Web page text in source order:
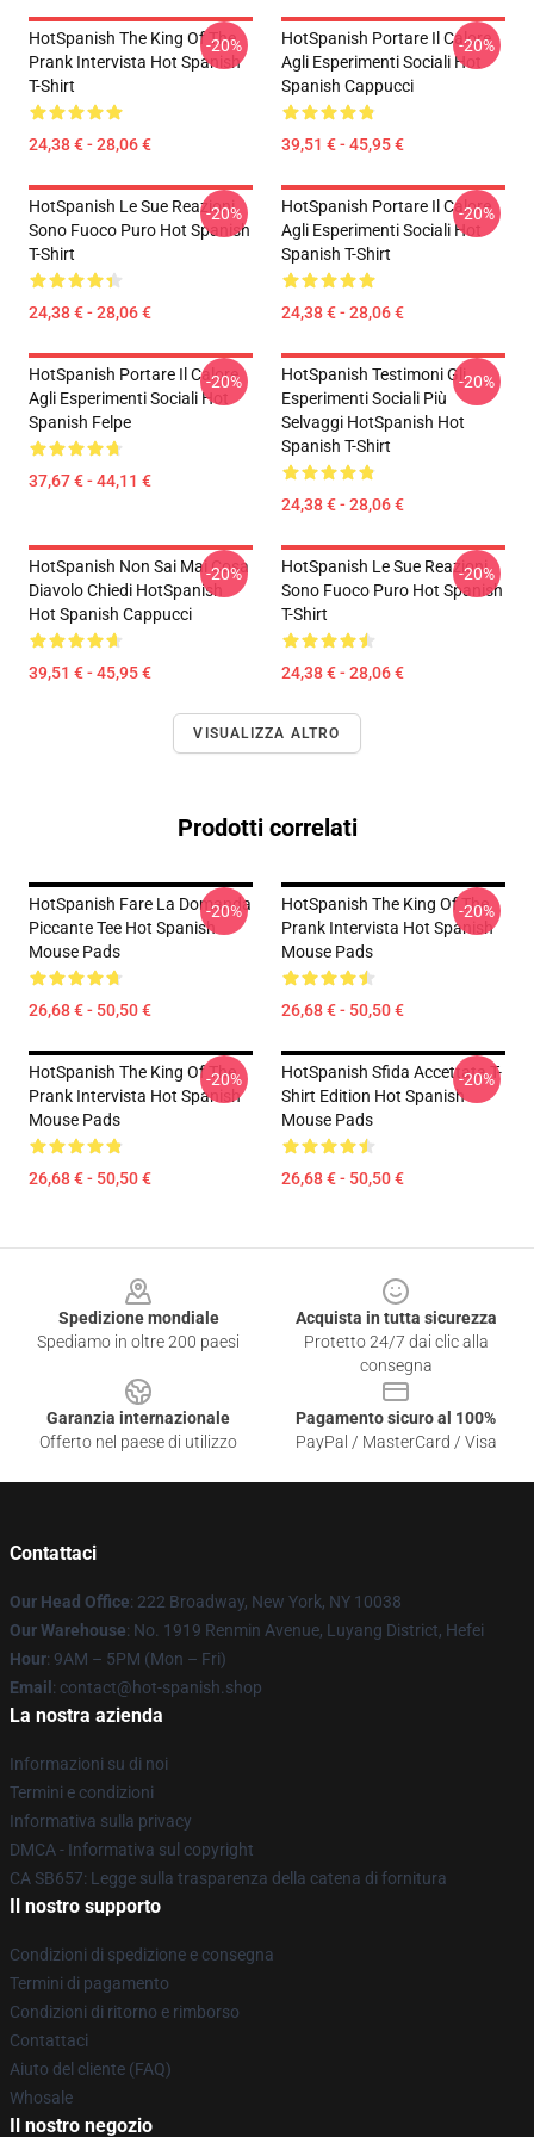
HotSpanish The King Of The
Prank Intervista Hot Spanish
T-Shirt
24,38 € - 28,06 €
-20%
HotSpanish Portare Il Calore
Agli Esperimenti Sociali Hot
Spanish Cappucci
39,51 € - 45,95 €
-20%
HotSpanish Le Sue Reazioni
Sono Fuoco Puro Hot Spanish
T-Shirt
24,38 € - 28,06 €
-20%
HotSpanish Portare Il Calore
Agli Esperimenti Sociali Hot
Spanish T-Shirt
24,38 € - 28,06 €
-20%
HotSpanish Portare Il Calore
Agli Esperimenti Sociali Hot
Spanish Felpe
37,67 € - 44,11 €
-20%
HotSpanish Testimoni Gli
Esperimenti Sociali Più
Selvaggi HotSpanish Hot
Spanish T-Shirt
24,38 € - 28,06 €
-20%
HotSpanish Non Sai Mai Cosa
Diavolo Chiedi HotSpanish
Hot Spanish Cappucci
39,51 € - 45,95 €
-20%
HotSpanish Le Sue Reazioni
Sono Fuoco Puro Hot Spanish
T-Shirt
24,38 € - 28,06 €
-20%
VISUALIZZA ALTRO
Prodotti correlati
HotSpanish Fare La Domanda
Piccante Tee Hot Spanish
Mouse Pads
26,68 € - 50,50 €
-20%
HotSpanish The King Of The
Prank Intervista Hot Spanish
Mouse Pads
26,68 € - 50,50 €
-20%
HotSpanish The King Of The
Prank Intervista Hot Spanish
Mouse Pads
26,68 € - 50,50 €
-20%
HotSpanish Sfida Accettata T-
Shirt Edition Hot Spanish
Mouse Pads
26,68 € - 50,50 €
-20%
Spedizione mondiale
Spediamo in oltre 200 paesi
Acquista in tutta sicurezza
Protetto 24/7 dai clic alla
consegna
Garanzia internazionale
Offerto nel paese di utilizzo
Pagamento sicuro al 100%
PayPal / MasterCard / Visa
Contattaci
Our Head Office: 222 Broadway, New York, NY 10038
Our Warehouse: No. 1919 Renmin Avenue, Luyang District, Hefei
Hour: 9AM – 5PM (Mon – Fri)
Email : contact@hot-spanish.shop
La nostra azienda
Informazioni su di noi
Termini e condizioni
Informativa sulla privacy
DMCA - Informativa sul copyright
CA SB657: Legge sulla trasparenza della catena di fornitura
Il nostro supporto
Condizioni di spedizione e consegna
Termini di pagamento
Condizioni di ritorno e rimborso
Contattaci
Aiuto del cliente (FAQ)
Whosale
Il nostro negozio